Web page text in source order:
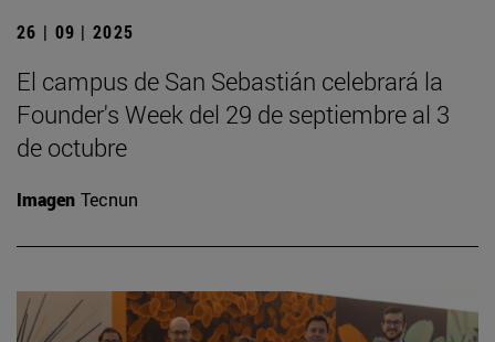
26 | 09 | 2025
El campus de San Sebastián celebrará la
Founder's Week del 29 de septiembre al 3
de octubre
Imagen Tecnun